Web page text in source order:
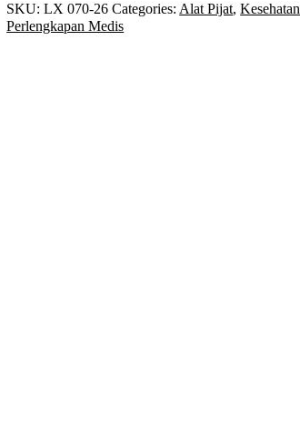
SKU:LX 070-26 Categories: Alat Pijat,Kesehatan
Perlengkapan Medis